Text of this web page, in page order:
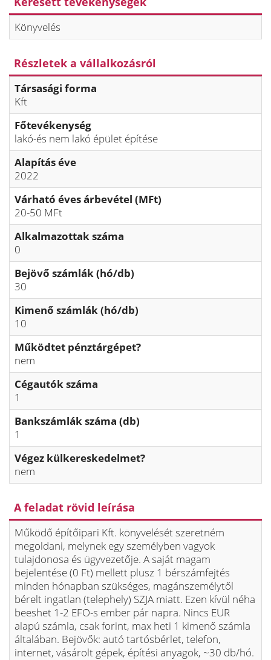
Könyvelés
Részletek a vállalkozásról
Társasági forma
Kft
Főtevékenység
lakó-és nem lakó épület építése
Alapítás éve
2022
Várható éves árbevétel (MFt)
20-50 MFt
Alkalmazottak száma
0
Bejövő számlák (hó/db)
30
Kimenő számlák (hó/db)
10
Működtet pénztárgépet?
nem
Cégautók száma
1
Bankszámlák száma (db)
1
Végez külkereskedelmet?
nem
A feladat rövid leírása
Működő építőipari Kft. könyvelését szeretném
megoldani, melynek egy személyben vagyok
tulajdonosa és ügyvezetője. A saját magam
bejelentése (0 Ft) mellett plusz 1 bérszámfejtés
minden hónapban szükséges, magánszemélytől
bérelt ingatlan (telephely) SZJA miatt. Ezen kívül néha
beeshet 1-2 EFO-s ember pár napra. Nincs EUR
alapú számla, csak forint, max heti 1 kimenő számla
általában. Bejövők: autó tartósbérlet, telefon,
internet, vásárolt gépek, építési anyagok, ~30 db/hó.